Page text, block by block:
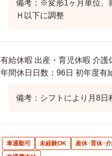
備考：※変形1ヶ月単位、
Ｈ以下に調整
有給休暇 出産・育児休暇 介護
年間休日日数：96日 初年度有
備考：シフトにより月8日
車通勤可 未経験OK 産休･育休･